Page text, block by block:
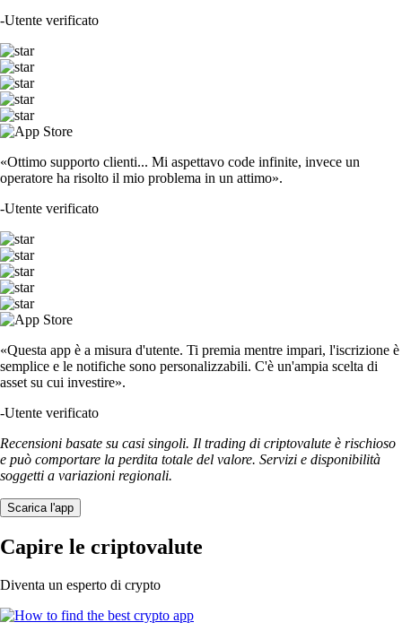
-Utente verificato
«Ottimo supporto clienti... Mi aspettavo code infinite, invece un
operatore ha risolto il mio problema in un attimo».
-Utente verificato
«Questa app è a misura d'utente. Ti premia mentre impari, l'iscrizione è
semplice e le notifiche sono personalizzabili. C'è un'ampia scelta di
asset su cui investire».
-Utente verificato
Recensioni basate su casi singoli. Il trading di criptovalute è rischioso
e può comportare la perdita totale del valore. Servizi e disponibilità
soggetti a variazioni regionali.
Scarica l'app
Capire le criptovalute
Diventa un esperto di crypto